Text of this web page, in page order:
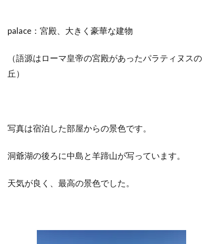
palace：宮殿、大きく豪華な建物
（語源はローマ皇帝の宮殿があったパラティヌスの
丘）
写真は宿泊した部屋からの景色です。
洞爺湖の後ろに中島と羊蹄山が写っています。
天気が良く、最高の景色でした。